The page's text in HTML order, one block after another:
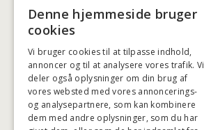
+45 3920 5084
HØJESTE KREDITVÆRDIGHED
Denne hjemmeside bruger
cookies
Vi bruger cookies til at tilpasse indhold,
annoncer og til at analysere vores trafik. Vi
deler også oplysninger om din brug af
vores websted med vores annoncerings-
og analysepartnere, som kan kombinere
dem med andre oplysninger, som du har